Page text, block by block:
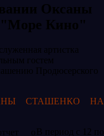
Оксаны
"Море Кино"
артистка
гостем
Продюсерского
СТАШЕНКО НА
В период с 12 по